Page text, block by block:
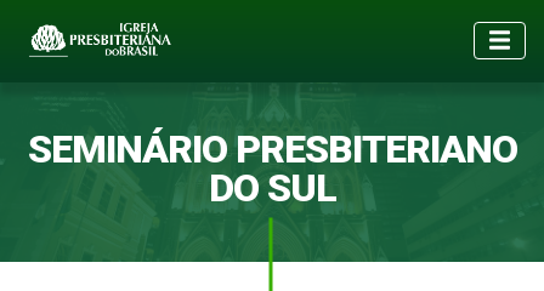
SEMINÁRIO PRESBITERIANO
DO SUL